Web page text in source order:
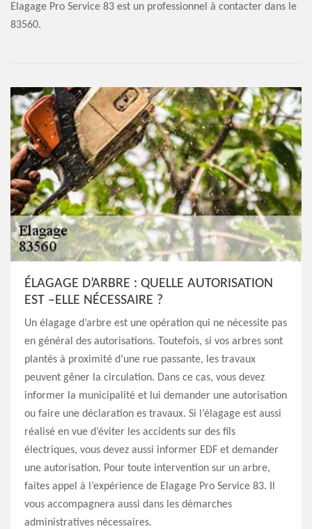
Elagage Pro Service 83 est un professionnel à contacter dans le
83560.
ÉLAGAGE D’ARBRE : QUELLE AUTORISATION
EST –ELLE NÉCESSAIRE ?
Un élagage d’arbre est une opération qui ne nécessite pas
en général des autorisations. Toutefois, si vos arbres sont
plantés à proximité d’une rue passante, les travaux
peuvent gêner la circulation. Dans ce cas, vous devez
informer la municipalité et lui demander une autorisation
ou faire une déclaration es travaux. Si l’élagage est aussi
réalisé en vue d’éviter les accidents sur des fils
électriques, vous devez aussi informer EDF et demander
une autorisation. Pour toute intervention sur un arbre,
faites appel à l’expérience de Elagage Pro Service 83. Il
vous accompagnera aussi dans les démarches
administratives nécessaires.